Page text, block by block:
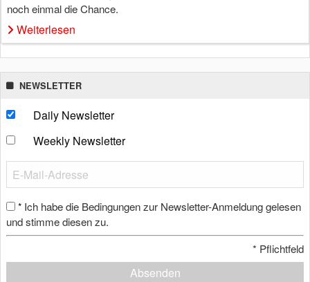
noch einmal die Chance.
Weiterlesen
NEWSLETTER
Daily Newsletter
Weekly Newsletter
* Ich habe die Bedingungen zur Newsletter-Anmeldung gelesen
und stimme diesen zu.
* Pflichtfeld
Absenden